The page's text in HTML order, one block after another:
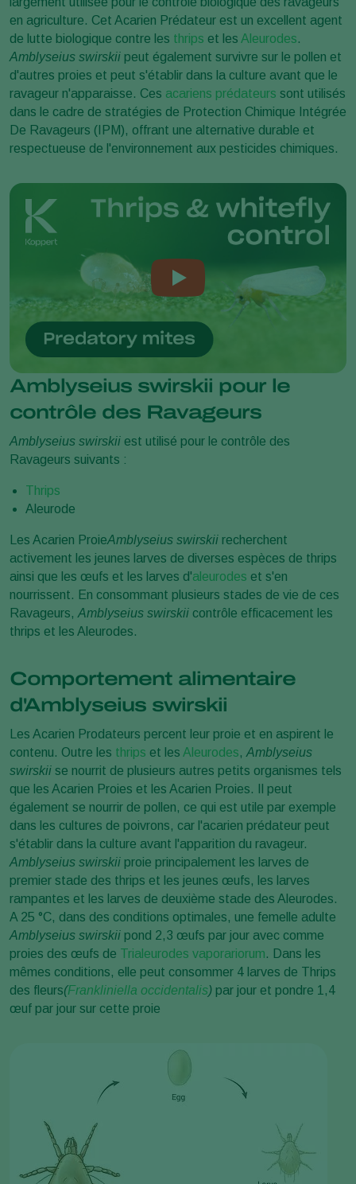
en agriculture. Cet Acarien Prédateur est un excellent agent
de lutte biologique contre les thrips et les Aleurodes.
Amblyseius swirskii peut également survivre sur le pollen et
d'autres proies et peut s'établir dans la culture avant que le
ravageur n'apparaisse. Ces acariens prédateurs sont utilisés
dans le cadre de stratégies de Protection Chimique Intégrée
De Ravageurs (IPM), offrant une alternative durable et
respectueuse de l'environnement aux pesticides chimiques.
Amblyseius swirskii pour le
contrôle des Ravageurs
Amblyseius swirskii est utilisé pour le contrôle des
Ravageurs suivants :
Thrips
Aleurode
Les Acarien ProieAmblyseius swirskii recherchent
activement les jeunes larves de diverses espèces de thrips
ainsi que les œufs et les larves d'aleurodes et s'en
nourrissent. En consommant plusieurs stades de vie de ces
Ravageurs, Amblyseius swirskii contrôle efficacement les
thrips et les Aleurodes.
Comportement alimentaire
d'Amblyseius swirskii
Les Acarien Prodateurs percent leur proie et en aspirent le
contenu. Outre les thrips et les Aleurodes, Amblyseius
swirskii se nourrit de plusieurs autres petits organismes tels
que les Acarien Proies et les Acarien Proies. Il peut
également se nourrir de pollen, ce qui est utile par exemple
dans les cultures de poivrons, car l'acarien prédateur peut
s'établir dans la culture avant l'apparition du ravageur.
Amblyseius swirskii proie principalement les larves de
premier stade des thrips et les jeunes œufs, les larves
rampantes et les larves de deuxième stade des Aleurodes.
A 25 °C, dans des conditions optimales, une femelle adulte
Amblyseius swirskii pond 2,3 œufs par jour avec comme
proies des œufs de Trialeurodes vaporariorum. Dans les
mêmes conditions, elle peut consommer 4 larves de Thrips
des fleurs(Frankliniella occidentalis) par jour et pondre 1,4
œuf par jour sur cette proie